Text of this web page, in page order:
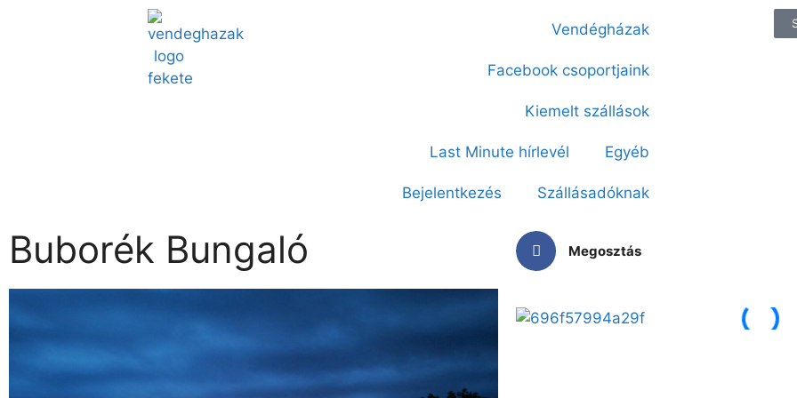
Vendégházak
Facebook csoportjaink
Kiemelt szállások
Last Minute hírlevél Egyéb
Bejelentkezés Szállásadóknak
Buborék Bungaló Megosztás